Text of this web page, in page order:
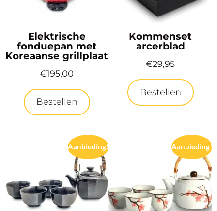
Elektrische
fonduepan met
Koreaanse grillplaat
€195,00
Bestellen
Kommenset
arcerblad
€29,95
Bestellen
Aanbieding! Aanbieding!